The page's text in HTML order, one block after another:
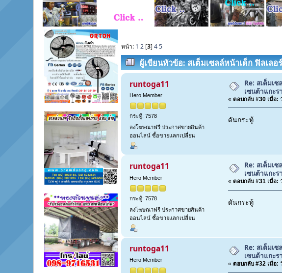
หน้า: 1 2 [3]45
ผู้เขียนหัวข้อ: สเต็มเซลล์หน้าเด็ก ฟิลเล
runtoga11
Hero Member
กระทู้: 7578
ลงโฆษณาฟรี ประกาศขายสินค้า
ออนไลน์ ซื้อขายแลกเปลี่ยน
Re: สเต็มเ
เซนต้าแกะ
« ตอบกลับ #30 เมื่อ:
ดันกระทู้
runtoga11
Hero Member
กระทู้: 7578
ลงโฆษณาฟรี ประกาศขายสินค้า
ออนไลน์ ซื้อขายแลกเปลี่ยน
Re: สเต็มเ
เซนต้าแกะ
« ตอบกลับ #31 เมื่อ:
ดันกระทู้
runtoga11
Hero Member
Re: สเต็มเ
เซนต้าแกะ
« ตอบกลับ #32 เมื่อ: